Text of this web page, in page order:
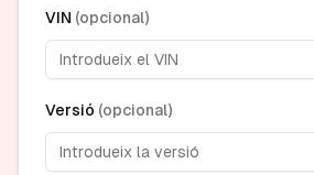
VIN (opcional)
Versió (opcional)